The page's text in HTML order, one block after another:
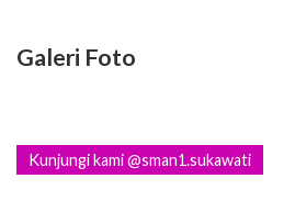
Galeri Foto
Kunjungi kami @sman1.sukawati